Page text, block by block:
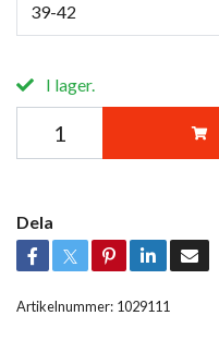
39-42
I lager.
Dela
Artikelnummer: 1029111